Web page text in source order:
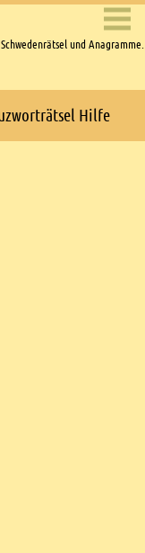
und Anagramme.
Hilfe